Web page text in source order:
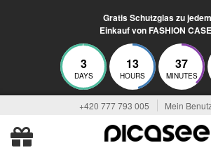
Gratis Schutzglas zu jedem
Einkauf von FASHION
3
DAYS
13
HOURS
37
MINUTES
+420 777 793 005 Mein